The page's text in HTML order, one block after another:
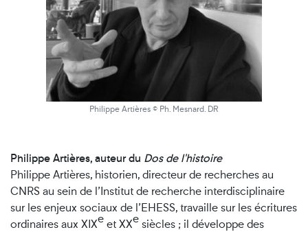
Philippe Artières © Ph. Mesnard. DR
Philippe Artières, auteurdu Dos de l'histoire
Philippe Artières, historien, directeur de recherches au
CNRS au sein de l’Institut de recherche interdisciplinaire
sur les enjeux sociaux de l’EHESS, travaille sur les écritures
ordinaires aux XIXeet XXesiècles ; il développe des